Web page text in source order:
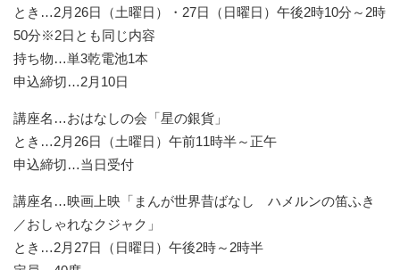
とき…2月26日（土曜日）・27日（日曜日）午後2時10分～2時
50分※2日とも同じ内容
持ち物…単3乾電池1本
申込締切…2月10日
講座名…おはなしの会「星の銀貨」
とき…2月26日（土曜日）午前11時半～正午
申込締切…当日受付
講座名…映画上映「まんが世界昔ばなし ハメルンの笛ふき
／おしゃれなクジャク」
とき…2月27日（日曜日）午後2時～2時半